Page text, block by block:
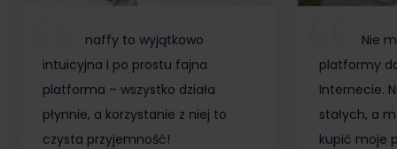
naffy to wyjątkowo
intuicyjna i po prostu fajna
platforma – wszystko działa
płynnie, a korzystanie z niej to
czysta przyjemność!
Nie
platformy
Internecie.
stałych, a
kupić moje